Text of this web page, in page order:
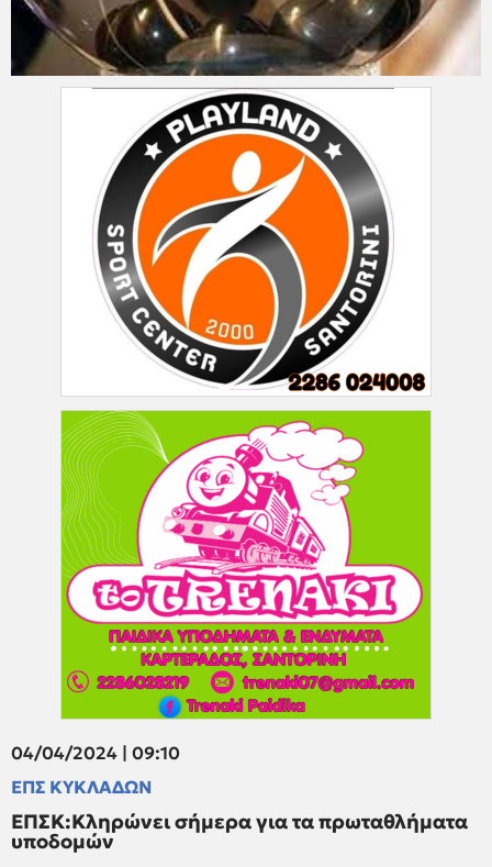
04/04/2024 | 09:10
ΕΠΣ ΚΥΚΛΑΔΩΝ
ΕΠΣΚ:Κληρώνει σήμερα για τα πρωταθλήματα
υποδομών